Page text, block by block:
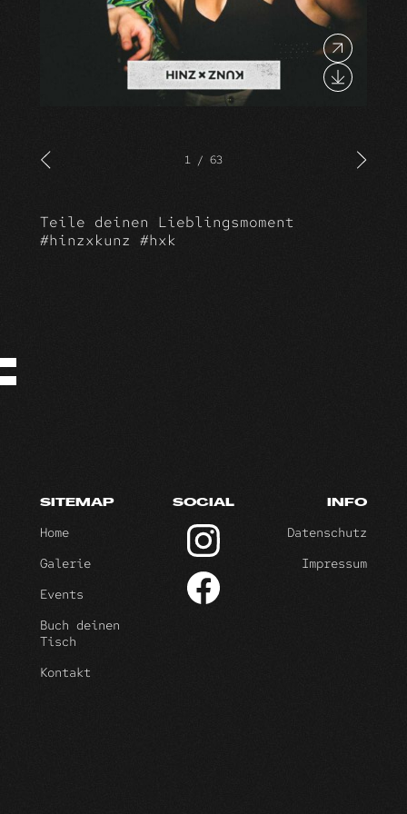
1/ 63
Teile deinen Lieblingsmoment
#hinzxkunz #hxk
SITEMAP
Home
Galerie
Events
Buch deinen
Tisch
Kontakt
SOCIAL INFO
Datenschutz
Impressum